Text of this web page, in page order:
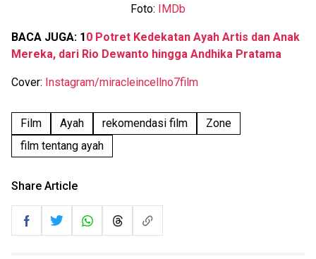
Foto: IMDb
BACA JUGA: 1 0 Potret Kedekatan Ayah Artis dan Anak
Mereka, dari Rio Dewanto hingga Andhika Pratama
Cover: Instagram/miracleincellno7film
Film Ayah rekomendasi film
Zone
film tentang ayah
Share Article